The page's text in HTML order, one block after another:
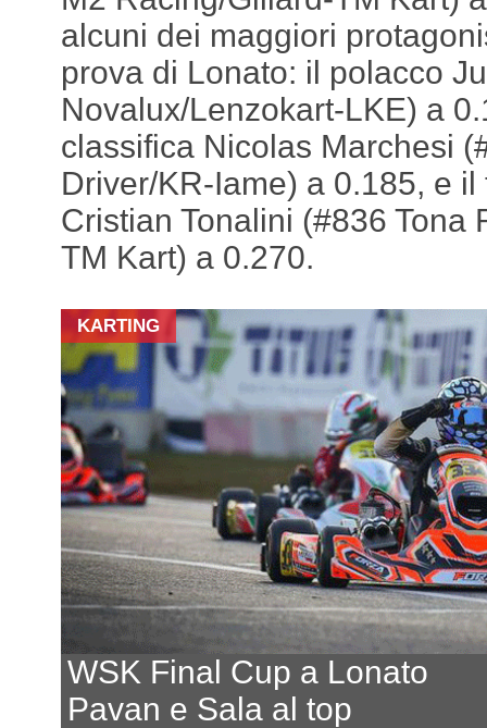
alcuni dei maggiori
prova di Lonato: il polacco
Novalux/Lenzokart-LKE) a
classifica Nicolas Marchesi
Driver/KR-Iame) a 0.185, e
Cristian Tonalini (#836 Tona
TM Kart) a 0.270.
KARTING
WSK Final Cup a Lonato
Pavan e Sala al top